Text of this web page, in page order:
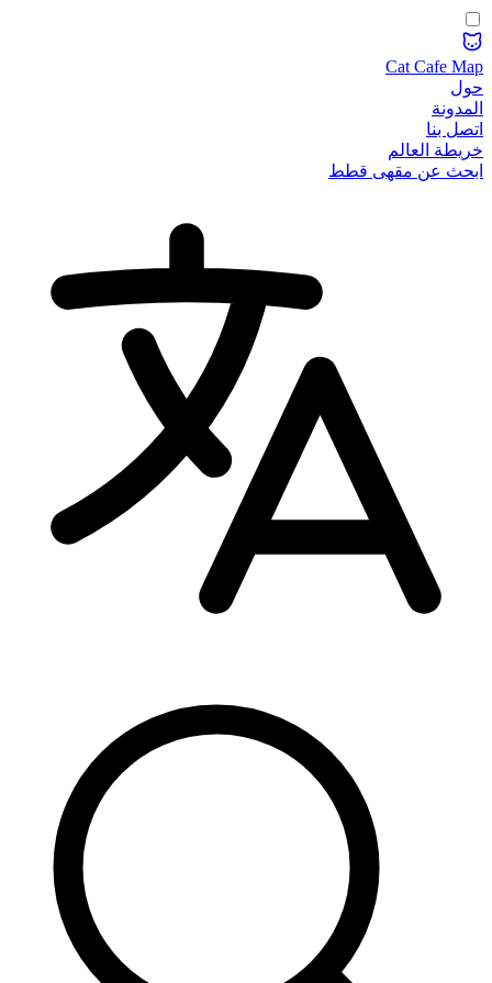
Cat Cafe Map
حول
المدونة
اتصل بنا
خريطة العالم
ابحث عن مقهى قطط